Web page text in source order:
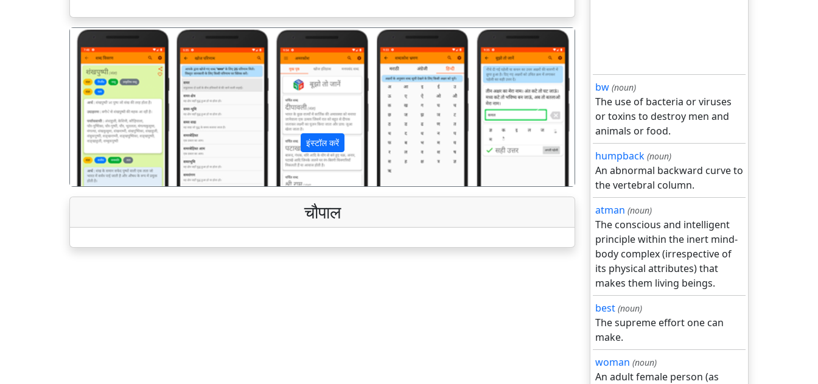
इंस्टॉल करें
पिछला अगला
चौपाल
bw (noun)
The use of bacteria or viruses
or toxins to destroy men and
animals or food.
humpback (noun)
An abnormal backward curve to
the vertebral column.
atman (noun)
The conscious and intelligent
principle within the inert mind-
body complex (irrespective of
its physical attributes) that
makes them living beings.
best (noun)
The supreme effort one can
make.
woman (noun)
An adult female person (as